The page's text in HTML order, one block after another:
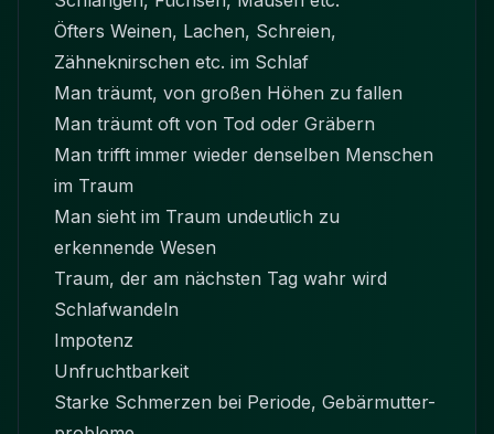
Öfters Weinen, Lachen, Schreien,
Zähneknirschen etc. im Schlaf
Man träumt, von großen Höhen zu fallen
Man träumt oft von Tod oder Gräbern
Man trifft immer wieder denselben Menschen
im Traum
Man sieht im Traum undeutlich zu
erkennende Wesen
Traum, der am nächsten Tag wahr wird
Schlafwandeln
Impotenz
Unfruchtbarkeit
Starke Schmerzen bei Periode, Gebärmutter-